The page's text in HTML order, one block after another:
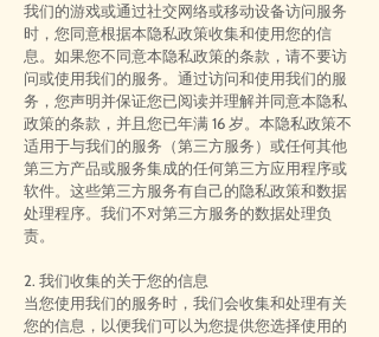
我们的游戏或通过社交网络或移动设备访问服务
时，您同意根据本隐私政策收集和使用您的信
息。如果您不同意本隐私政策的条款，请不要访
问或使用我们的服务。通过访问和使用我们的服
务，您声明并保证您已阅读并理解并同意本隐私
政策的条款，并且您已年满 16 岁。本隐私政策不
适用于与我们的服务（第三方服务）或任何其他
第三方产品或服务集成的任何第三方应用程序或
软件。这些第三方服务有自己的隐私政策和数据
处理程序。我们不对第三方服务的数据处理负
责。
2. 我们收集的关于您的信息
当您使用我们的服务时，我们会收集和处理有关
您的信息，以便我们可以为您提供您选择使用的